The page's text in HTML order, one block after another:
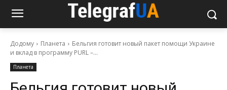
Додому Планета
Бельгия готовит новый пакет помощи Украине
и вклад в программу PURL –...
Планета